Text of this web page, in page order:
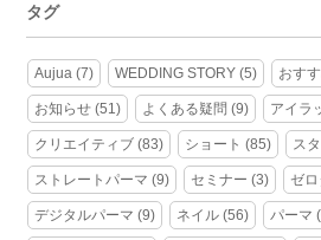
タグ
Aujua (7) WEDDING STORY (5) おす
お知らせ (51) よくある疑問 (9) アイラ
クリエイティブ (83) ショート (85) ス
ストレートパーマ (9) セミナー (3) ゼ
デジタルパーマ (9) ネイル (56) パーマ